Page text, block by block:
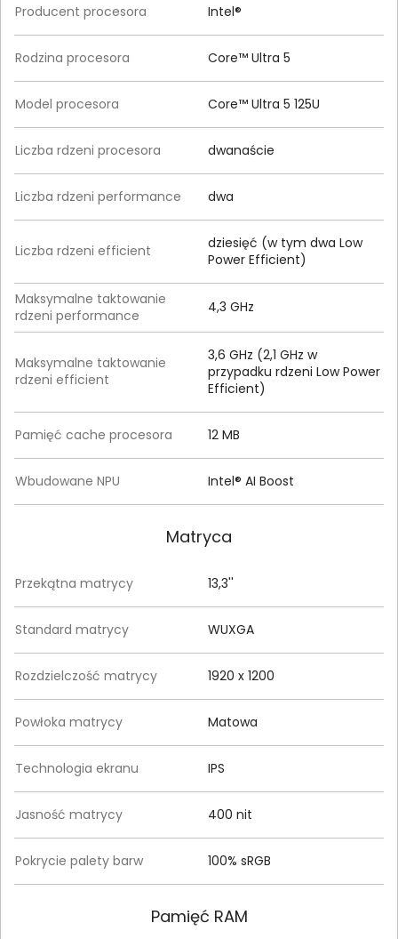
Producent procesora Intel®
Rodzina procesora Core™ Ultra 5
Model procesora Core™ Ultra 5 125U
Liczba rdzeni procesora dwanaście
Liczba rdzeni performance dwa
Liczba rdzeni efficient
dziesięć (w tym dwa Low
Power Efficient)
Maksymalne taktowanie
rdzeni performance
4,3 GHz
Maksymalne taktowanie
rdzeni efficient
3,6 GHz (2,1 GHz w
przypadku rdzeni Low Power
Efficient)
Pamięć cache procesora 12 MB
Wbudowane NPU Intel® AI Boost
Matryca
Przekątna matrycy 13,3''
Standard matrycy WUXGA
Rozdzielczość matrycy 1920 x 1200
Powłoka matrycy Matowa
Technologia ekranu IPS
Jasność matrycy 400 nit
Pokrycie palety barw 100% sRGB
Pamięć RAM